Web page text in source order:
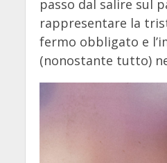
passo dal salire sul
rappresentare la
fermo obbligato e
(nonostante tutto)